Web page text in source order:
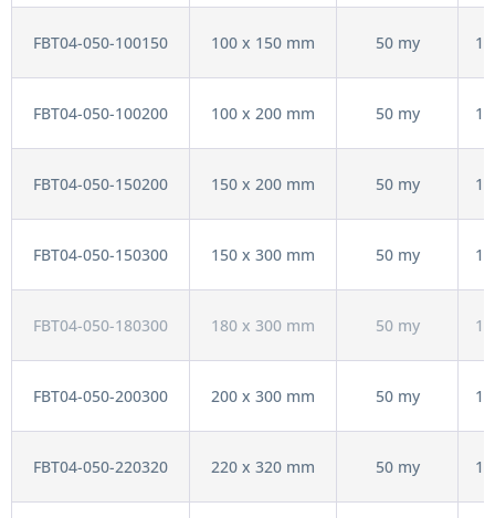
FBT04-050-100150 100 x 150 mm 50 my
FBT04-050-100200 100 x 200 mm 50 my
FBT04-050-150200 150 x 200 mm 50 my
FBT04-050-150300 150 x 300 mm 50 my
FBT04-050-180300 180 x 300 mm 50 my
FBT04-050-200300 200 x 300 mm 50 my
FBT04-050-220320 220 x 320 mm 50 my